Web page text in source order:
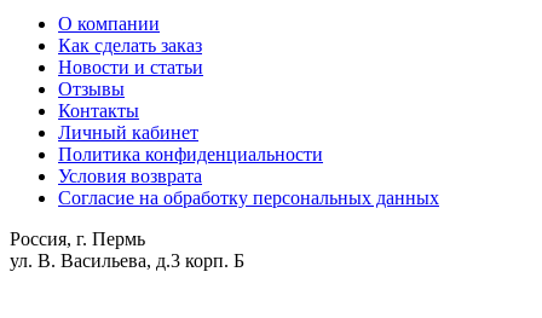
О компании
Как сделать заказ
Новости и статьи
Отзывы
Контакты
Личный кабинет
Политика конфиденциальности
Условия возврата
Согласие на обработку персональных данных
Россия, г. Пермь
ул. В. Васильева, д.3 корп. Б